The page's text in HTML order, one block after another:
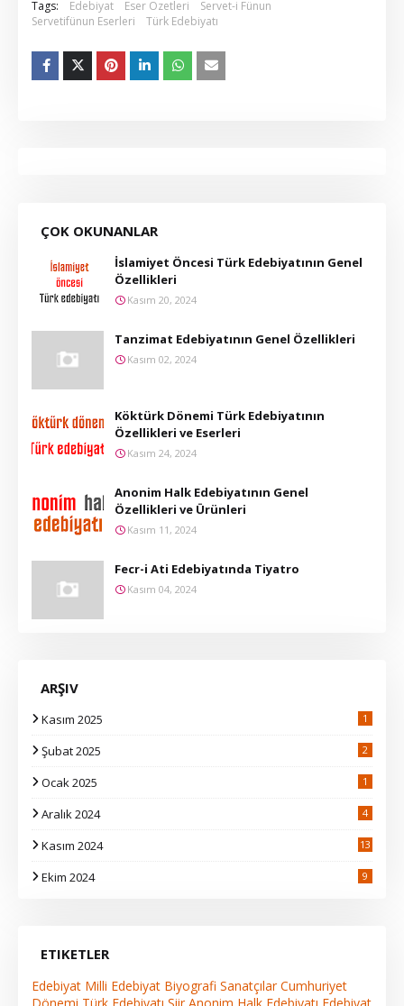
Tags: Edebiyat Eser Özetleri
Servet-i Fünun
Servetifünun Eserleri
Türk Edebiyatı
ÇOK OKUNANLAR
İslamiyet Öncesi Türk Edebiyatının Genel
Özellikleri
Kasım 20, 2024
Tanzimat Edebiyatının Genel Özellikleri
Kasım 02, 2024
Köktürk Dönemi Türk Edebiyatının
Özellikleri ve Eserleri
Kasım 24, 2024
Anonim Halk Edebiyatının Genel
Özellikleri ve Ürünleri
Kasım 11, 2024
Fecr-i Ati Edebiyatında Tiyatro
Kasım 04, 2024
ARŞIV
Kasım 2025 1
Şubat 2025 2
Ocak 2025 1
Aralık 2024 4
Kasım 2024
13
Ekim 2024 9
ETIKETLER
Edebiyat Milli Edebiyat Biyografi Sanatçılar Cumhuriyet
Dönemi Türk Edebiyatı Şiir Anonim Halk Edebiyatı Edebiyat